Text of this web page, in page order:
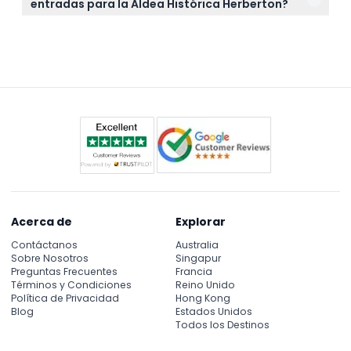
vehículos antiguos, antigüedades y exhibiciones
entradas para la Aldea Histórica Herberton?
seleccionadas.
Acerca de
Contáctanos
Sobre Nosotros
Preguntas Frecuentes
Términos y Condiciones
Política de Privacidad
Blog
Explorar
Australia
Singapur
Francia
Reino Unido
Hong Kong
Estados Unidos
Todos los Destinos